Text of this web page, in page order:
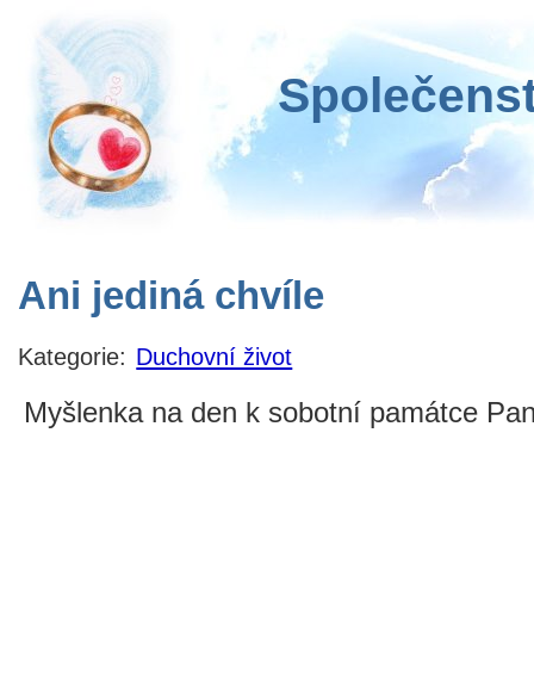
Ani jediná chvíle
Kategorie: Duchovní život
Myšlenka na den k sobotní památce